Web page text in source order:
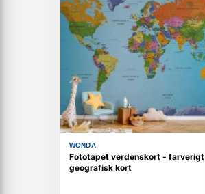
WONDA
Fototapet verdenskort - farverigt
geografisk kort